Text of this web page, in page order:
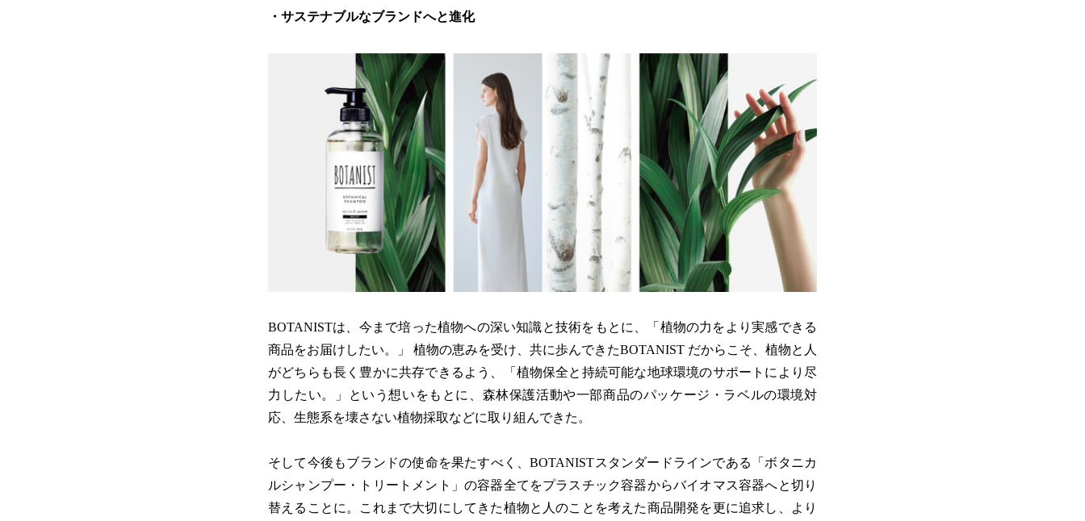
・サステナブルなブランドへと進化
BOTANISTは、今まで培った植物への深い知識と技術をもとに、「植物の力をより実感できる
商品をお届けしたい。」 植物の恵みを受け、共に歩んできたBOTANIST だからこそ、植物と人
がどちらも長く豊かに共存できるよう、「植物保全と持続可能な地球環境のサポートにより尽
力したい。」という想いをもとに、森林保護活動や一部商品のパッケージ・ラベルの環境対
応、生態系を壊さない植物採取などに取り組んできた。
そして今後もブランドの使命を果たすべく、BOTANISTスタンダードラインである「ボタニカ
ルシャンプー・トリートメント」の容器全てをプラスチック容器からバイオマス容器へと切り
替えることに。これまで大切にしてきた植物と人のことを考えた商品開発を更に追求し、より